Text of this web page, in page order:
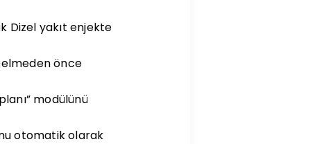
Dizel yakıt enjekte
önce
modülünü
otomatik olarak